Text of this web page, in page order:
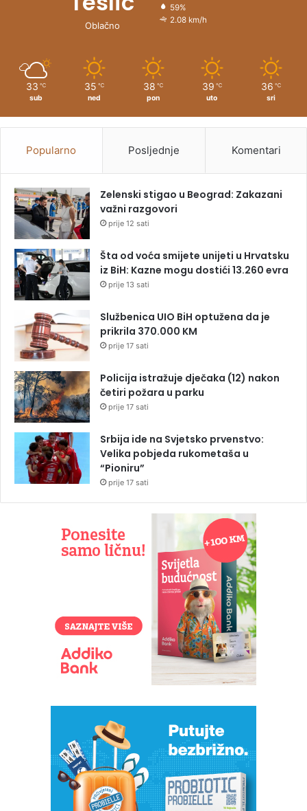
Oblačno
59%
2.08 km/h
33 ℃
sub
35 ℃
ned
38 ℃
pon
39 ℃
uto
36 ℃
sri
Popularno Posljednje Komentari
Zelenski stigao u Beograd: Zakazani
važni razgovori
prije 12 sati
Šta od voća smijete unijeti u Hrvatsku
iz BiH: Kazne mogu dostići 13.260 evra
prije 13 sati
Službenica UIO BiH optužena da je
prikrila 370.000 KM
prije 17 sati
Policija istražuje dječaka (12) nakon
četiri požara u parku
prije 17 sati
Srbija ide na Svjetsko prvenstvo:
Velika pobjeda rukometaša u
“Pioniru”
prije 17 sati